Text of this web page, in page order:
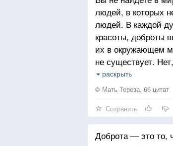
людей, в которых
людей. В каждой
красоты, доброты
их в окружающем
не существует.
Злой человек не
мир кажется
вне вас, если вы
раскрыть
© Мать Тереза, 66 цитат
Сохранить
Доброта — это то,